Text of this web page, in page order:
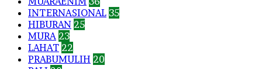
INTERNASIONAL 35
HIBURAN 25
MURA 23
LAHAT 22
PRABUMULIH 20